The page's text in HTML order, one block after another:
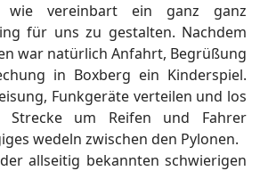
wie vereinbart ein ganz ganz
für uns zu gestalten. Nachdem
war natürlich Anfahrt, Begrüßung
in Boxberg ein Kinderspiel.
Funkgeräte verteilen und los
um Reifen und Fahrer
wedeln zwischen den Pylonen.
allseitig bekannten schwierigen